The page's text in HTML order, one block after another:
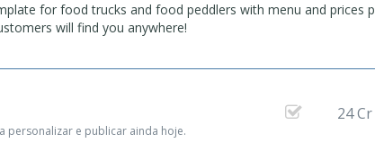
for food trucks and food peddlers with menu and prices
will find you anywhere!
personalizar e publicar ainda hoje.
24 Cr